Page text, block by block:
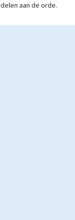
aan de orde.